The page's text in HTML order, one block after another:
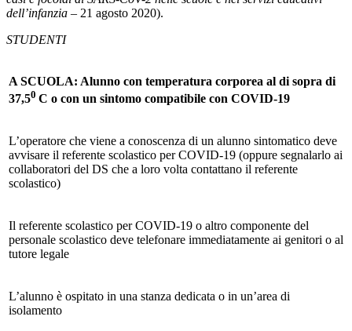
dell’infanzia – 21 agosto 2020).
STUDENTI
A SCUOLA: Alunno con temperatura corporea al di sopra di
37,50 C o con un sintomo compatibile con COVID-19
L’operatore che viene a conoscenza di un alunno sintomatico deve
avvisare il referente scolastico per COVID-19 (oppure segnalarlo ai
collaboratori del DS che a loro volta contattano il referente
scolastico)
Il referente scolastico per COVID-19 o altro componente del
personale scolastico deve telefonare immediatamente ai genitori o al
tutore legale
L’alunno è ospitato in una stanza dedicata o in un’area di
isolamento